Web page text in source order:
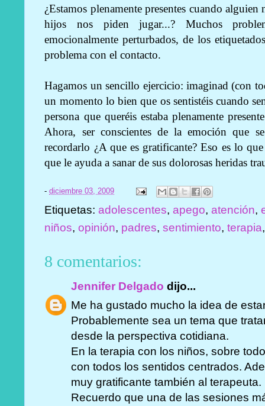
¿Estamos plenamente presentes cuando
hijos nos piden jugar...? Muchos
emocionalmente perturbados, de los
problema con el contacto.
Hagamos un sencillo ejercicio: imaginad (con
un momento lo bien que os sentistéiscuando
persona que queréis estaba plenamente
Ahora, ser conscientes de la emoción que
recordarlo ¿A que es gratificante? Eso es lo
que le ayuda a sanar de sus dolorosas heridas
-diciembre 03, 2009
Etiquetas:adolescentes,apego,atención,
niños,opinión, padres,sentimiento,terapia
8 comentarios:
Jennifer Delgado dijo...
Me ha gustado mucho la idea de
Probablemente sea un tema que
desde la perspectiva cotidiana.
En la terapia con los niños, sobre
con todos los sentidos centrados.
muy gratificante también al terapeuta.
Recuerdo que una de las sesiones